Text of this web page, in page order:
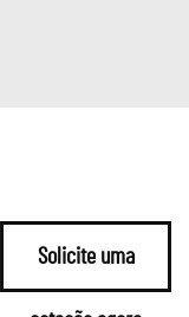
Solicite uma